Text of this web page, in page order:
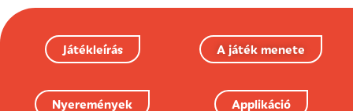
Játékleírás A játék menete
Nyeremények Applikáció